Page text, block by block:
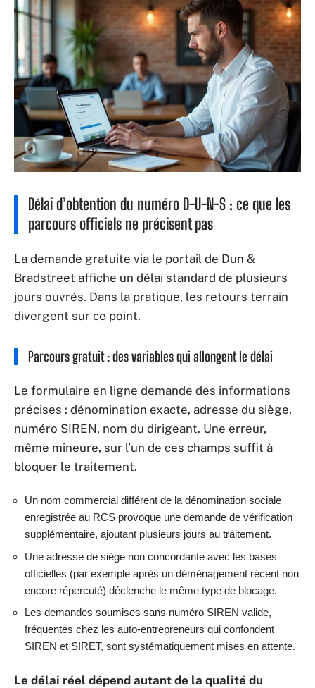
Délai d’obtention du numéro D-U-N-S : ce que les
parcours officiels ne précisent pas
La demande gratuite via le portail de Dun &
Bradstreet affiche un délai standard de plusieurs
jours ouvrés. Dans la pratique, les retours terrain
divergent sur ce point.
Parcours gratuit : des variables qui allongent le délai
Le formulaire en ligne demande des informations
précises : dénomination exacte, adresse du siège,
numéro SIREN, nom du dirigeant. Une erreur,
même mineure, sur l’un de ces champs suffit à
bloquer le traitement.
Un nom commercial différent de la dénomination sociale
enregistrée au RCS provoque une demande de vérification
supplémentaire, ajoutant plusieurs jours au traitement.
Une adresse de siège non concordante avec les bases
officielles (par exemple après un déménagement récent non
encore répercuté) déclenche le même type de blocage.
Les demandes soumises sans numéro SIREN valide,
fréquentes chez les auto-entrepreneurs qui confondent
SIREN et SIRET, sont systématiquement mises en attente.
Le délai réel dépend autant de la qualité du